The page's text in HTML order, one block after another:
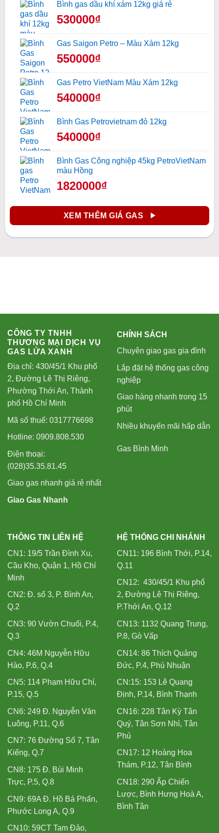
Bình gas dầu khí xám 12kg giá rẻ
530000₫
Gas Saigon Petro – Màu Xám 12kg
550000₫
Gas Petro VietNam Màu Xám 12kg
540000₫
Bình Gas Petrovietnam đỏ 12kg
540000₫
Bình Gas Công nghiệp 45kg PetroVietNam
màu Hồng
1820000₫
XEM THÊM GIÁ GAS
CÔNG TY TNHH
THƯƠNG MẠI DỊCH VỤ
GAS LỬA XANH
Địa chỉ: 430/45/1 Khu phố
2, Đường Lê Thị Riêng,
Phường Thới An, Thành
phố Hồ Chí Minh
Mã số thuế: 0317776698
Hotline: 0909.808.530
Điện thoại:
(028)35.35.81.45
Giao gas nhanh giá rẻ nhất
Giao Gas Nhanh
CHÍNH SÁCH
Chuyên giao gas gia đình
Lắp đặt hệ thống gas công
nghiệp
Giao hàng nhanh trong 15
phút
Nhiều khuyến mãi hấp dẫn
Gas Bình Minh
THÔNG TIN LIÊN HỆ
CN1: 19/5 Trần Đình Xu,
Cầu Kho, Quận 1, Hồ Chí
Minh
CN2: Đ. số 3, P. Bình An,
Q.2
CN3: 90 Vườn Chuối, P.4,
Q.3
CN4: 46M Nguyễn Hữu
Hào, P.6, Q.4
CN5: 114 Phạm Hữu Chí,
P.15, Q.5
CN6: 249 Đ. Nguyễn Văn
Luông, P.11, Q.6
CN7: 76 Đường Số 7, Tân
Kiểng, Q.7
CN8: 175 Đ. Bùi Minh
Trực, P.5, Q.8
CN9: 69A Đ. Hồ Bá Phấn,
Phước Long A, Q.9
CN10: 59CT Tam Đảo,
HỆ THỐNG CHI NHÁNH
CN11: 196 Bình Thới, P.14,
Q.11
CN12: 430/45/1 Khu phố
2, Đường Lê Thị Riêng,
P.Thới An, Q.12
CN13: 1132 Quang Trung,
P.8, Gò Vấp
CN14: 86 Thích Quảng
Đức, P.4, Phú Nhuận
CN:15: 153 Lê Quang
Định, P.14, Bình Thạnh
CN16: 228 Tân Kỳ Tân
Quý, Tân Sơn Nhì, Tân
Phú
CN17: 12 Hoàng Hoa
Thám, P.12, Tân Bình
CN18: 290 Ấp Chiến
Lược, Bình Hưng Hoà A,
Bình Tân